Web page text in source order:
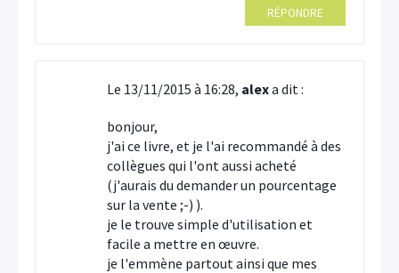
RÉPONDRE
Le 13/11/2015 à 16:28, alexa dit :
bonjour,
j'ai ce livre, et je l'ai recommandé à des
collègues qui l'ont aussi acheté
(j'aurais du demander un pourcentage
sur la vente ;-) ).
je le trouve simple d'utilisation et
facile a mettre en œuvre.
je l'emmène partout ainsi que mes